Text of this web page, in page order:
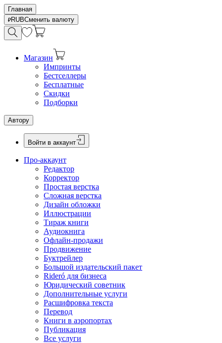
Главная
RUBСменить валюту
Магазин
Импринты
Бестселлеры
Бесплатные
Скидки
Подборки
Автору
Войти в аккаунт
Про-аккаунт
Редактор
Корректор
Простая верстка
Сложная верстка
Дизайн обложки
Иллюстрации
Тираж книги
Аудиокнига
Офлайн-продажи
Продвижение
Буктрейлер
Большой издательский пакет
Rideró для бизнеса
Юридический советник
Дополнительные услуги
Расшифровка текста
Перевод
Книги в аэропортах
Публикация
Все услуги